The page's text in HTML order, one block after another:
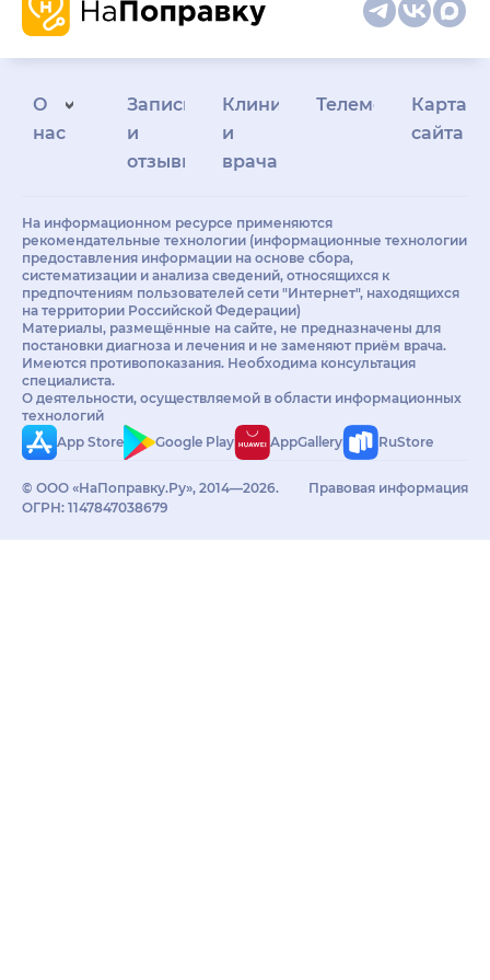
О
нас
Запись
и
отзывы
Клиникам
и
врачам
Телемедицина
Карта
сайта
На информационном ресурсе применяются
рекомендательные технологии (информационные технологии
предоставления информации на основе сбора,
систематизации и анализа сведений, относящихся к
предпочтениям пользователей сети "Интернет", находящихся
на территории Российской Федерации)
Материалы, размещённые на сайте, не предназначены для
постановки диагноза и лечения и не заменяют приём врача.
Имеются противопоказания. Необходима консультация
специалиста.
О деятельности, осуществляемой в области информационных
технологий
App Store
Google Play AppGallery RuStore
© ООО «НаПоправку.Ру», 2014—2026.
ОГРН: 1147847038679
Правовая информация